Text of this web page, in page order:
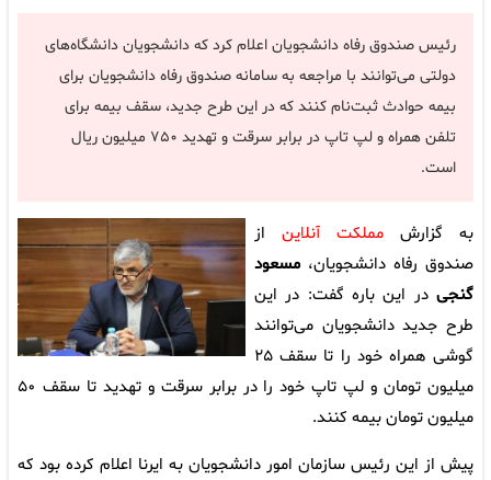
رئیس صندوق رفاه دانشجویان اعلام کرد که دانشجویان دانشگاه‌های
دولتی می‌توانند با مراجعه به سامانه صندوق رفاه دانشجویان برای
بیمه حوادث ثبت‌نام کنند که در این طرح جدید، سقف بیمه برای
تلفن همراه و لپ تاپ در برابر سرقت و تهدید ۷۵۰ میلیون ریال
است.
به گزارش مملکت آنلاین از
صندوق رفاه دانشجویان، مسعود
گنجی در این باره گفت: در این
طرح جدید دانشجویان می‌توانند
گوشی همراه خود را تا سقف ۲۵
میلیون تومان و لپ تاپ خود را در برابر سرقت و تهدید تا سقف ۵۰
میلیون تومان بیمه کنند.
پیش از این رئیس سازمان امور دانشجویان به ایرنا اعلام کرده بود که